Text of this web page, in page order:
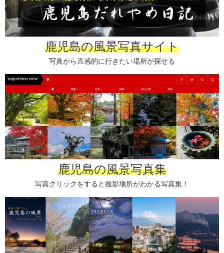
鹿児島の風景写真サイト
写真から直感的に行きたい場所が探せる
鹿児島の風景写真集
写真クリックをすると撮影場所がわかる写真集！